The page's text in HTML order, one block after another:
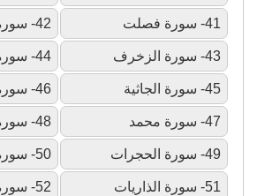
41- سورة فصلت 42- سورة الشورى
43- سورة الزخرف 44- سورة الدخان
45- سورة الجاثية 46- سورة الأحقاف
47- سورة محمد 48- سورة الفتح
49- سورة الحجرات 50- سورة ق
51- سورة الذاريات 52- سورة الطور